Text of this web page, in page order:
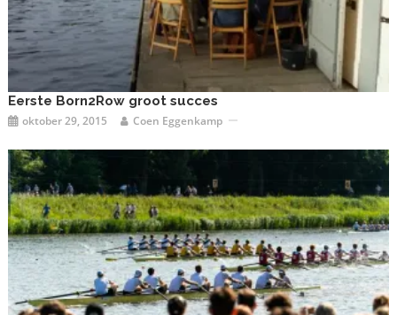
Eerste Born2Row groot succes
oktober 29, 2015 Coen Eggenkamp